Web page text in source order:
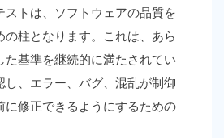
ストは、ソフトウェアの品質を
の柱となります。これは、あら
た基準を継続的に満たされてい
し、エラー、バグ、混乱が制御
に修正できるようにするための